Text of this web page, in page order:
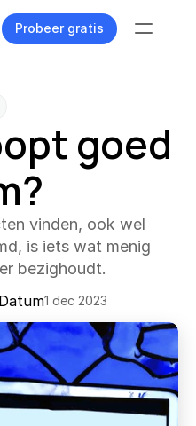
Probeer gratis
goed
vinden, ook wel
is iets wat menig
bezighoudt.
Datum1 dec 2023